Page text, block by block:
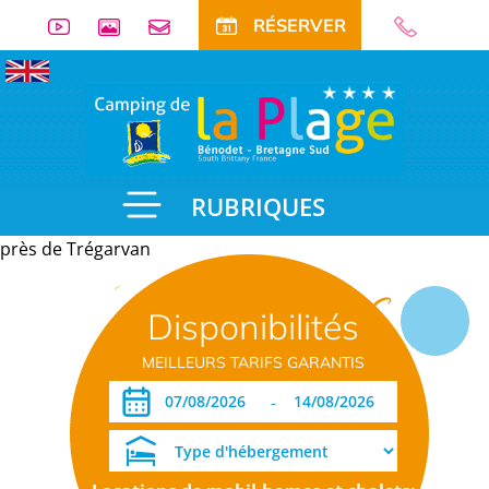
RÉSERVER
RUBRIQUES
Disponibilités
MEILLEURS TARIFS GARANTIS
-
près de Trégarvan
Informations
pratiques